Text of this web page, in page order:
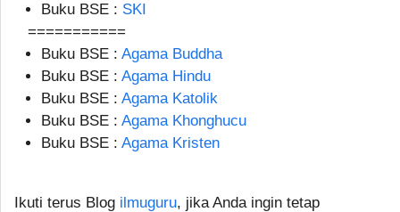
Buku BSE : SKI
===========
Buku BSE : Agama Buddha
Buku BSE : Agama Hindu
Buku BSE : Agama Katolik
Buku BSE : Agama Khonghucu
Buku BSE : Agama Kristen
Ikuti terus Blog ilmuguru, jika Anda ingin tetap